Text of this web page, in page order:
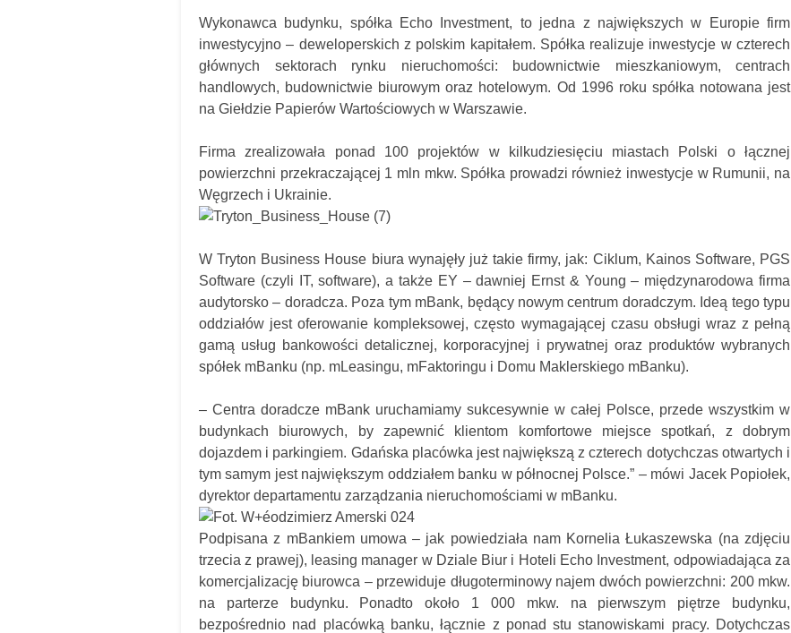
Wykonawca budynku, spółka Echo Investment, to jedna z największych w Europie firm
inwestycyjno – deweloperskich z polskim kapitałem. Spółka realizuje inwestycje w czterech
głównych sektorach rynku nieruchomości: budownictwie mieszkaniowym, centrach
handlowych, budownictwie biurowym oraz hotelowym. Od 1996 roku spółka notowana jest
na Giełdzie Papierów Wartościowych w Warszawie.
Firma zrealizowała ponad 100 projektów w kilkudziesięciu miastach Polski o łącznej
powierzchni przekraczającej 1 mln mkw. Spółka prowadzi również inwestycje w Rumunii, na
Węgrzech i Ukrainie.
W Tryton Business House biura wynajęły już takie firmy, jak: Ciklum, Kainos Software, PGS
Software (czyli IT, software), a także EY – dawniej Ernst & Young – międzynarodowa firma
audytorsko – doradcza. Poza tym mBank, będący nowym centrum doradczym. Ideą tego typu
oddziałów jest oferowanie kompleksowej, często wymagającej czasu obsługi wraz z pełną
gamą usług bankowości detalicznej, korporacyjnej i prywatnej oraz produktów wybranych
spółek mBanku (np. mLeasingu, mFaktoringu i Domu Maklerskiego mBanku).
– Centra doradcze mBank uruchamiamy sukcesywnie w całej Polsce, przede wszystkim w
budynkach biurowych, by zapewnić klientom komfortowe miejsce spotkań, z dobrym
dojazdem i parkingiem. Gdańska placówka jest największą z czterech dotychczas otwartych i
tym samym jest największym oddziałem banku w północnej Polsce.” – mówi Jacek Popiołek,
dyrektor departamentu zarządzania nieruchomościami w mBanku.
Podpisana z mBankiem umowa – jak powiedziała nam Kornelia Łukaszewska (na zdjęciu
trzecia z prawej), leasing manager w Dziale Biur i Hoteli Echo Investment, odpowiadająca za
komercjalizację biurowca – przewiduje długoterminowy najem dwóch powierzchni: 200 mkw.
na parterze budynku. Ponadto około 1 000 mkw. na pierwszym piętrze budynku,
bezpośrednio nad placówką banku, łącznie z ponad stu stanowiskami pracy. Dotychczas